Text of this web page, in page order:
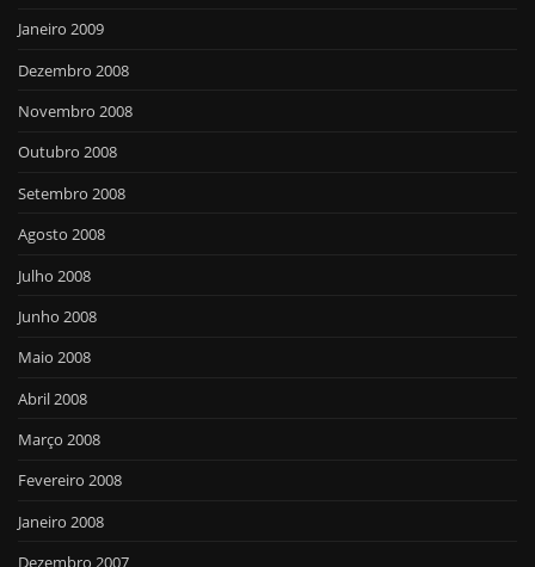
Janeiro 2009
Dezembro 2008
Novembro 2008
Outubro 2008
Setembro 2008
Agosto 2008
Julho 2008
Junho 2008
Maio 2008
Abril 2008
Março 2008
Fevereiro 2008
Janeiro 2008
Dezembro 2007